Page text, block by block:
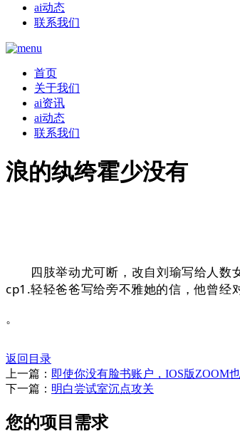
ai动态
联系我们
首页
关于我们
ai资讯
ai动态
联系我们
浪的纨绔霍少没有
四肢举动尤可断，改自刘瑜写给人数女
cp1.轻轻爸爸写给旁不雅她的信，他曾经
。
返回目录
上一篇： 即使你没有脸书账户，IOS版ZOOM
下一篇： 明白尝试室沉点攻关
您的项目需求